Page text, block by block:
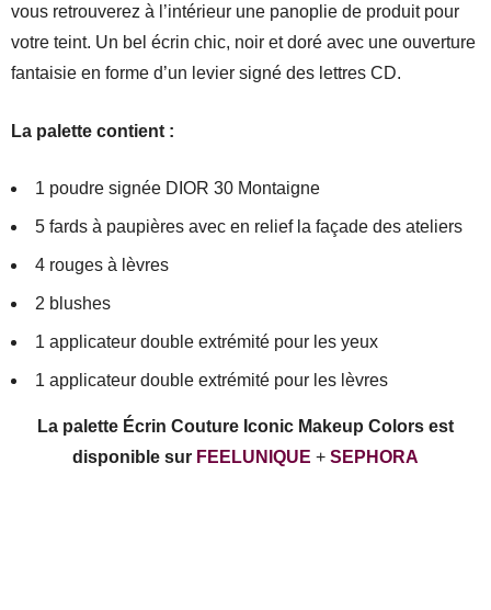
vous retrouverez à l’intérieur une panoplie de produit pour
votre teint. Un bel écrin chic, noir et doré avec une ouverture
fantaisie en forme d’un levier signé des lettres CD.
La palette contient :
1 poudre signée DIOR 30 Montaigne
5 fards à paupières avec en relief la façade des ateliers
4 rouges à lèvres
2 blushes
1 applicateur double extrémité pour les yeux
1 applicateur double extrémité pour les lèvres
La palette Écrin Couture Iconic Makeup Colors est
disponible sur FEELUNIQUE + SEPHORA